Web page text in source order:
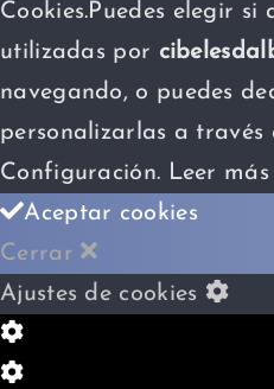
Cookies.Puedes elegir si
utilizadas por
navegando, o puedes
personalizarlas a través
Configuración. Leer
Aceptar cookies
Cerrar
Ajustes de cookies
Configuración
de
Configuración